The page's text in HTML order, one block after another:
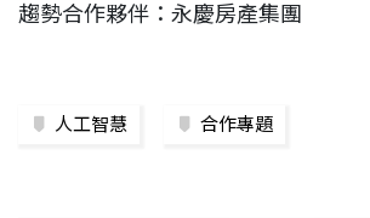
趨勢合作夥伴：永慶房產集團
人工智慧 合作專題